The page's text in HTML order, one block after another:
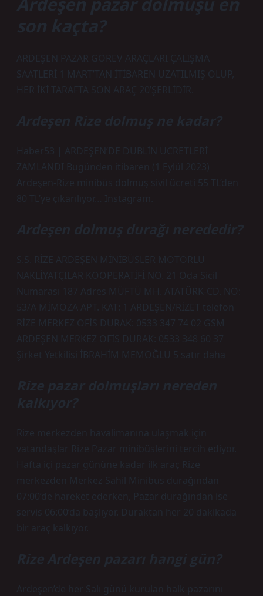
son kaçta?
ARDEŞEN PAZAR GÖREV ARAÇLARI ÇALIŞMA
SAATLERİ 1 MART’TAN İTİBAREN UZATILMIŞ OLUP,
HER İKİ TARAFTA SON ARAÇ 20’ŞERLİDİR.
Ardeşen Rize dolmuş ne kadar?
Haber53 | ARDEŞEN’DE DUBLİN ÜCRETLERİ
ZAMLANDI Bugünden itibaren (1 Eylül 2023)
Ardeşen-Rize minibüs dolmuş sivil ücreti 55 TL’den
80 TL’ye çıkarılıyor… Instagram.
Ardeşen dolmuş durağı nerededir?
S.S. RİZE ARDEŞEN MİNİBÜSLER MOTORLU
NAKLİYATÇILAR KOOPERATİFİ NO. 21 Oda Sicil
Numarası 187 Adres MÜFTÜ MH. ATATÜRK-CD. NO:
53/A MİMOZA APT. KAT: 1 ARDEŞEN/RİZET telefon
RİZE MERKEZ OFİS DURAK: 0533 347 74 02 GSM
ARDEŞEN MERKEZ OFİS DURAK: 0533 348 60 37
Şirket Yetkilisi İBRAHİM MEMOĞLU 5 satır daha
Rize pazar dolmuşları nereden
kalkıyor?
Rize merkezden havalimanına ulaşmak için
vatandaşlar Rize Pazar minibüslerini tercih ediyor.
Hafta içi pazar gününe kadar ilk araç Rize
merkezden Merkez Sahil Minibüs durağından
07:00’de hareket ederken, Pazar durağından ise
servis 06:00’da başlıyor. Duraktan her 20 dakikada
bir araç kalkıyor.
Rize Ardeşen pazarı hangi gün?
Ardeşen’de her Salı günü kurulan halk pazarını